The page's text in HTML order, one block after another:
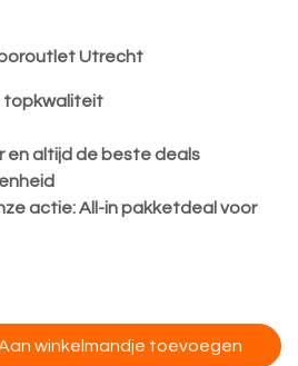
Utrecht
topkwaliteit
en altijd de beste deals
actie: All-in pakketdeal voor
winkelmandje toevoegen